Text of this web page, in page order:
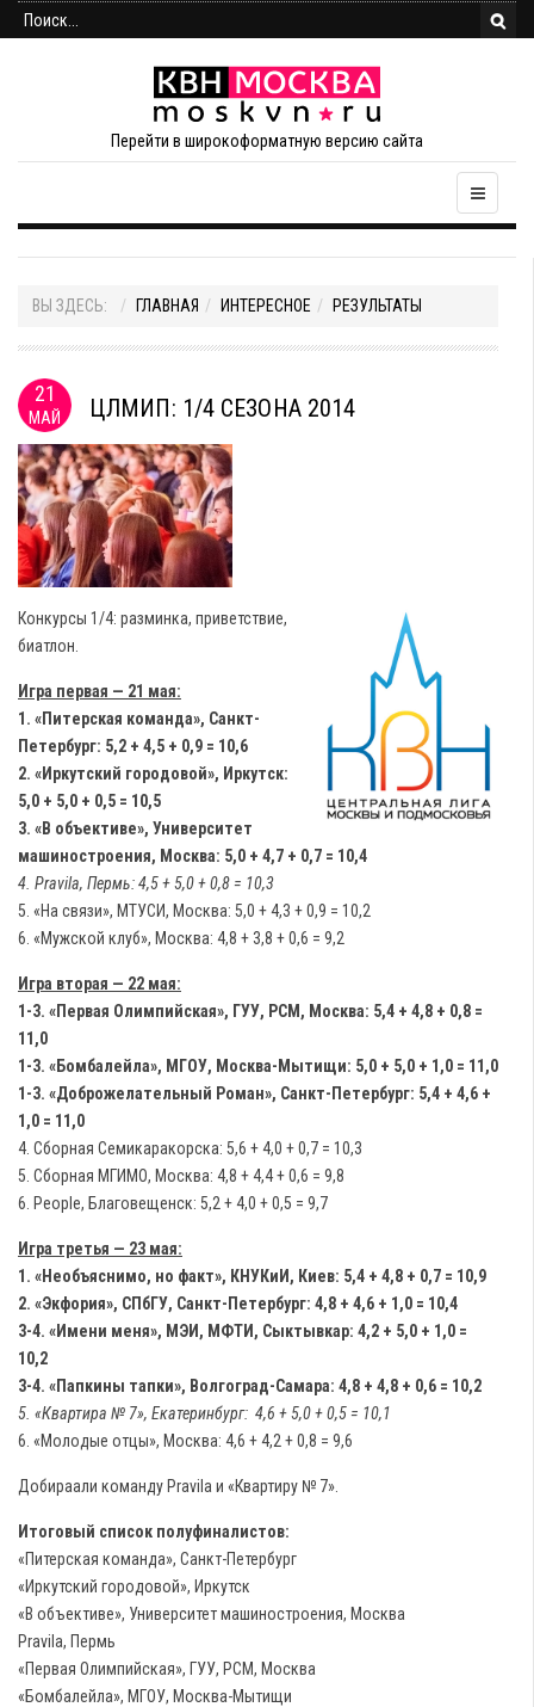
Перейти в широкоформатную версию сайта
ВЫ ЗДЕСЬ: ГЛАВНАЯ ИНТЕРЕСНОЕ РЕЗУЛЬТАТЫ
21
МАЙ ЦЛМИП: 1/4 СЕЗОНА 2014
Конкурсы 1/4: разминка, приветствие,
биатлон.
Игра первая — 21 мая:
1. «Питерская команда», Санкт-
Петербург: 5,2 + 4,5 + 0,9 = 10,6
2. «Иркутский городовой», Иркутск:
5,0 + 5,0 + 0,5 = 10,5
3. «В объективе», Университет
машиностроения, Москва: 5,0 + 4,7 + 0,7 = 10,4
4. Pravila, Пермь: 4,5 + 5,0 + 0,8 = 10,3
5. «На связи», МТУСИ, Москва: 5,0 + 4,3 + 0,9 = 10,2
6. «Мужской клуб», Москва: 4,8 + 3,8 + 0,6 = 9,2
Игра вторая — 22 мая:
1-3. «Первая Олимпийская», ГУУ, РСМ, Москва: 5,4 + 4,8 + 0,8 =
11,0
1-3. «Бомбалейла», МГОУ, Москва-Мытищи: 5,0 + 5,0 + 1,0 = 11,0
1-3. «Доброжелательный Роман», Санкт-Петербург: 5,4 + 4,6 +
1,0 = 11,0
4. Сборная Семикаракорска: 5,6 + 4,0 + 0,7 = 10,3
5. Сборная МГИМО, Москва: 4,8 + 4,4 + 0,6 = 9,8
6. People, Благовещенск: 5,2 + 4,0 + 0,5 = 9,7
Игра третья — 23 мая:
1. «Необъяснимо, но факт», КНУКиИ, Киев: 5,4 + 4,8 + 0,7 = 10,9
2. «Экфория», СПбГУ, Санкт-Петербург: 4,8 + 4,6 + 1,0 = 10,4
3-4. «Имени меня», МЭИ, МФТИ, Сыктывкар: 4,2 + 5,0 + 1,0 =
10,2
3-4. «Папкины тапки», Волгоград-Самара: 4,8 + 4,8 + 0,6 = 10,2
5. «Квартира № 7», Екатеринбург: 4,6 + 5,0 + 0,5 = 10,1
6. «Молодые отцы», Москва: 4,6 + 4,2 + 0,8 = 9,6
Добираали команду Pravila и «Квартиру № 7».
Итоговый список полуфиналистов:
«Питерская команда», Санкт-Петербург
«Иркутский городовой», Иркутск
«В объективе», Университет машиностроения, Москва
Pravila, Пермь
«Первая Олимпийская», ГУУ, РСМ, Москва
«Бомбалейла», МГОУ, Москва-Мытищи